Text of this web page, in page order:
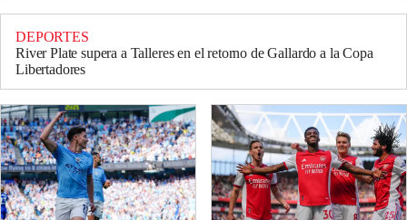
DEPORTES
River Plate supera a Talleres en el retorno de Gallardo a la Copa
Libertadores